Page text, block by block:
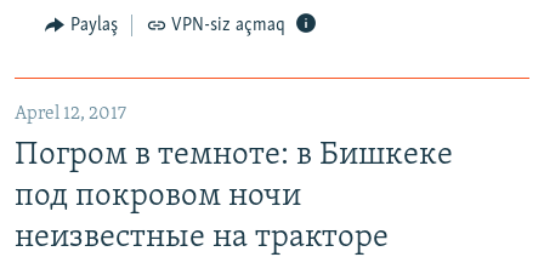
Paylaş VPN-siz açmaq
Aprel 12, 2017
Погром в темноте: в Бишкеке
под покровом ночи
неизвестные на тракторе